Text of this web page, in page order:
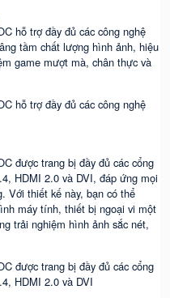
hỗ trợ đầy đủ các công nghệ
tầm chất lượng hình ảnh, hiệu
game mượt mà, chân thực và
hỗ trợ đầy đủ các công nghệ
được trang bị đầy đủ các cổng
HDMI 2.0 và DVI, đáp ứng mọi
Với thiết kế này, bạn có thể
máy tính, thiết bị ngoại vi một
trải nghiệm hình ảnh sắc nét,
được trang bị đầy đủ các cổng
HDMI 2.0 và DVI